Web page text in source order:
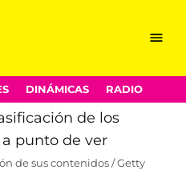
Menu
DINÁMICAS RADIO
de sus contenidos / Getty